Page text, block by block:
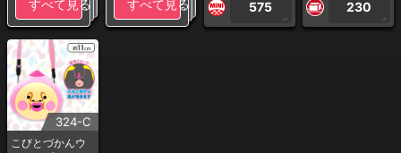
すべて見る すべて見る 575
CP
230
CP
324-C
こびとづかんウ